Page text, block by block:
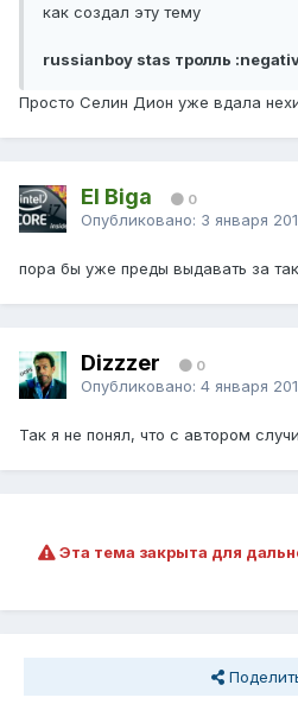
как создал эту тему
russianboy stas тролль
Просто Селин Дион уже вдала
El Biga 0
Опубликовано: 3 января
пора бы уже преды выдавать за
Dizzzer 0
Опубликовано: 4 января
Так я не понял, что с автором
Эта тема закрыта для